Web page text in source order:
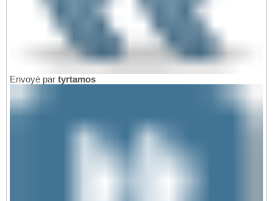
Envoyé par tyrtamos